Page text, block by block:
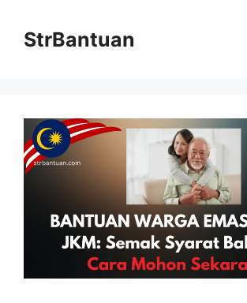
contentStrBantuan